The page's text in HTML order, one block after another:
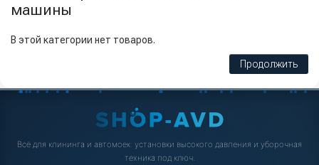
машины
В этой категории нет товаров.
Продолжить
Всё для клининга и автомоек: установки высокого давления и уборочная
техника под ключ.